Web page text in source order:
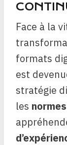
Face à la
formats
est
stratégie
les